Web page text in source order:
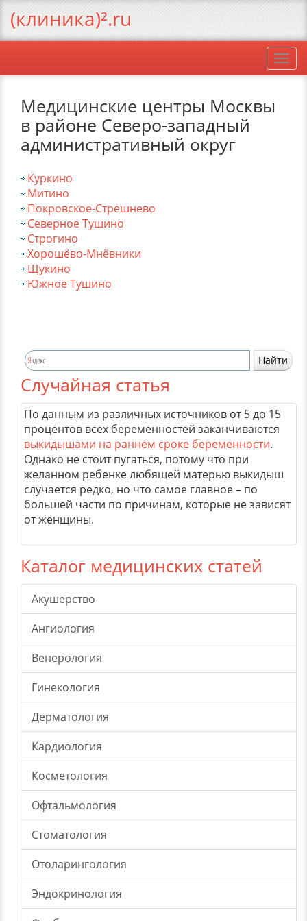
Медицинские центры Москвы
в районе Северо-западный
административный округ
Куркино
Митино
Покровское-Стрешнево
Северное Тушино
Строгино
Хорошёво-Мнёвники
Щукино
Южное Тушино
Случайная статья
По данным из различных источников от 5 до 15
процентов всех беременностей заканчиваются
выкидышами на раннем сроке беременности.
Однако не стоит пугаться, потому что при
желанном ребенке любящей матерью выкидыш
случается редко, но что самое главное – по
большей части по причинам, которые не зависят
от женщины.
Каталог медицинских статей
Акушерство
Ангиология
Венерология
Гинекология
Дерматология
Кардиология
Косметология
Офтальмология
Стоматология
Отоларингология
Эндокринология
(клиника)².ru